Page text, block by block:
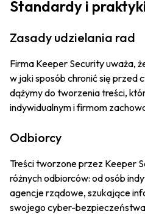
Standardy i
Zasady udzielania rad
Firma Keeper Security uważa,
w jaki sposób chronić się przed
dążymy do tworzenia treści,
indywidualnym i firmom
Odbiorcy
Treści tworzone przez Keeper
różnych odbiorców: od osób
agencje rządowe, szukające
swojego cyber-